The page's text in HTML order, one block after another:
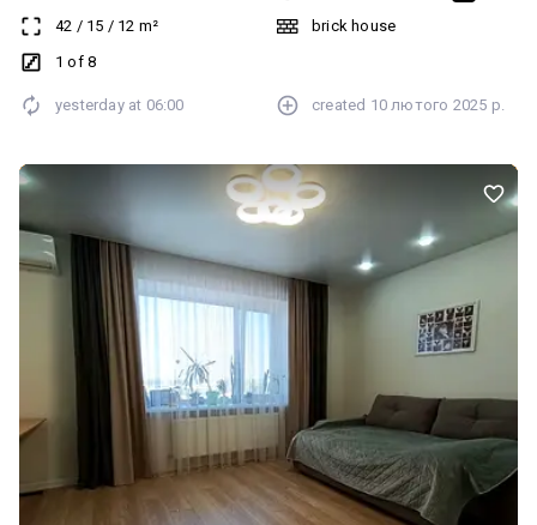
42 / 15 / 12 m²
1 of 8
brick house
yesterday at 06:00 created 10 лютого 2025 р.